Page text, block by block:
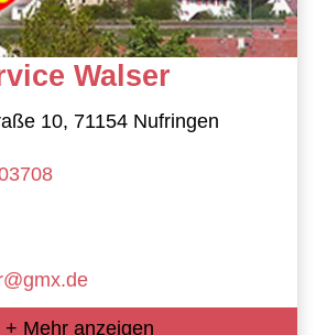
Walser
10, 71154 Nufringen
+ Mehr anzeigen